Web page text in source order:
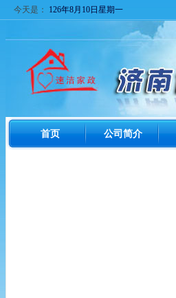
今天是： 126年8月10日星期一
首页 公司简介